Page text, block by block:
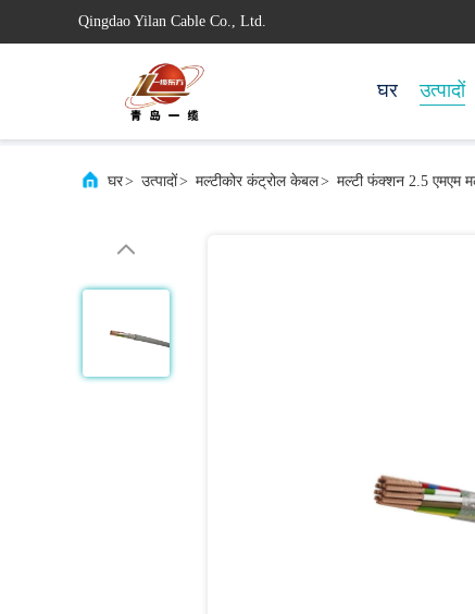
Qingdao Yilan Cable Co., Ltd.
घर उत्पादों
घर> उत्पादों> मल्टीकोर कंट्रोल केबल> मल्टी फंक्शन 2.5 एमएम